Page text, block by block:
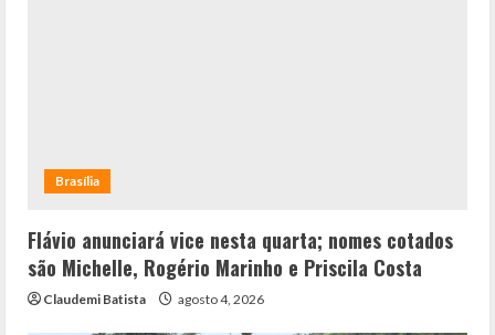
Brasília
Flávio anunciará vice nesta quarta; nomes cotados
são Michelle, Rogério Marinho e Priscila Costa
Claudemi Batista agosto 4, 2026